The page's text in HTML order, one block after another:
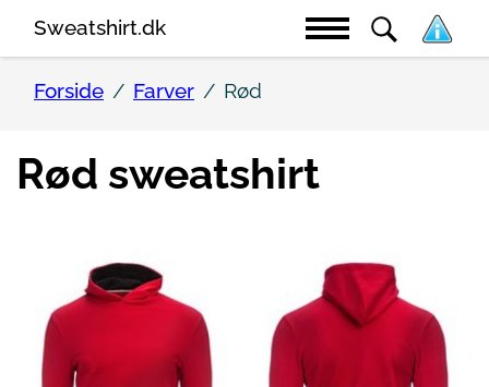
Sweatshirt.dk
Forside Farver Rød
Rød sweatshirt